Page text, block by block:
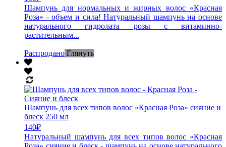
Шампунь для нормальных и жирных волос «Красная
Роза» - объем и сила! Натуральный шампунь на основе
натурального гидролата розы с витаминно-
растительным...
Распродано Глянуть
Шампунь для всех типов волос «Красная Роза» сияние и
блеск 250 мл
140₽
Натуральный шампунь для всех типов волос «Красная